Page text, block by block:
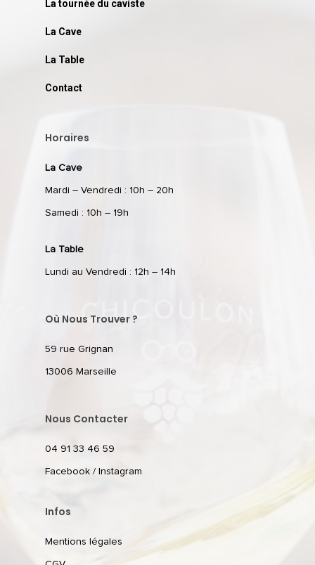
La tournée du caviste
La Cave
La Table
Contact
Horaires
La Cave
Mardi – Vendredi : 10h – 20h
Samedi : 10h – 19h
La Table
Lundi au Vendredi : 12h – 14h
Où Nous Trouver ?
59 rue Grignan
13006 Marseille
Nous Contacter
04 91 33 46 59
Facebook / Instagram
Infos
Mentions légales